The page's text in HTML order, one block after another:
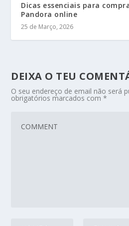
Dicas essenciais para
Pandora online
25 de Março, 2026
DEIXA O TEU
O seu endereço de email não será
obrigatórios marcados com*